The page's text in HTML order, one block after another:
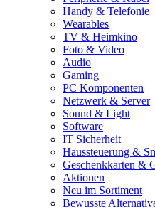
Handy & Telefonie
Wearables
TV & Heimkino
Foto & Video
Audio
Gaming
PC Komponenten
Netzwerk & Server
Sound & Light
Software
IT Sicherheit
Haussteuerung &
Geschenkkarten &
Aktionen
Neu im Sortiment
Bewusste